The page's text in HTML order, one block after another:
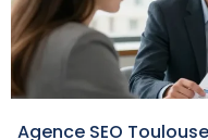
Agence SEO